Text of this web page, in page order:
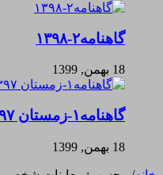
گاهنامه۲-۱۳۹۸
18 بهمن, 1399
گاهنامه۱-زمستان ۱۳۹۷
18 بهمن, 1399